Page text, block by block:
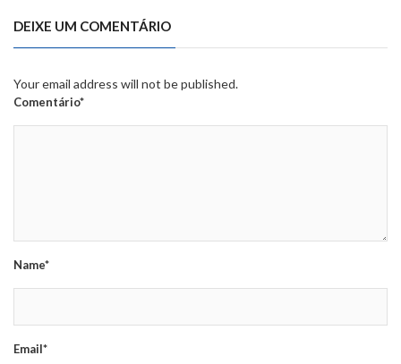
DEIXE UM COMENTÁRIO
Your email address will not be published.
Comentário*
Name*
Email*